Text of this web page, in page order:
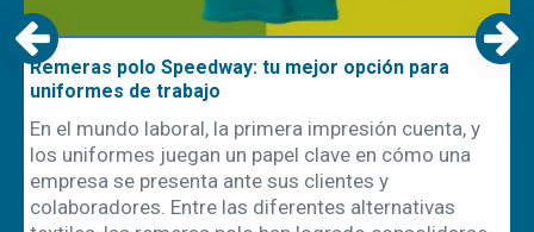
Remeras polo Speedway: tu mejor opción para
uniformes de trabajo
En el mundo laboral, la primera impresión cuenta, y
los uniformes juegan un papel clave en cómo una
empresa se presenta ante sus clientes y
colaboradores. Entre las diferentes alternativas